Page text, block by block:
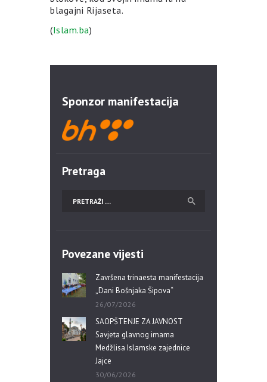
blagajni Rijaseta.
(Islam.ba)
Sponzor manifestacija
Pretraga
Povezane vijesti
Završena trinaesta manifestacija
„Dani Bošnjaka Šipova“
26/07/2026
SAOPŠTENJE ZA JAVNOST
Savjeta glavnog imama
Medžlisa Islamske zajednice
Jajce
30/06/2026